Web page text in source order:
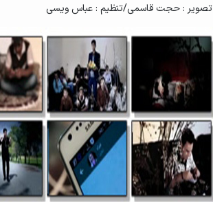
تصویر : حجت قاسمی/تنظیم : عباس ویسی